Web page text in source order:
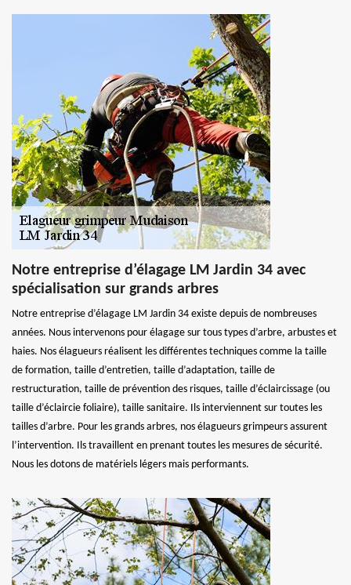
Notre entreprise d’élagage LM Jardin 34 avec
spécialisation sur grands arbres
Notre entreprise d’élagage LM Jardin 34 existe depuis de nombreuses
années. Nous intervenons pour élagage sur tous types d’arbre, arbustes et
haies. Nos élagueurs réalisent les différentes techniques comme la taille
de formation, taille d’entretien, taille d’adaptation, taille de
restructuration, taille de prévention des risques, taille d’éclaircissage (ou
taille d’éclaircie foliaire), taille sanitaire. Ils interviennent sur toutes les
tailles d’arbre. Pour les grands arbres, nos élagueurs grimpeurs assurent
l’intervention. Ils travaillent en prenant toutes les mesures de sécurité.
Nous les dotons de matériels légers mais performants.